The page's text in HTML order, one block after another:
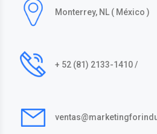
Monterrey, NL ( México )
+ 52 (81) 2133-1410 /